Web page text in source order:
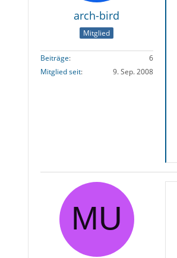
arch-bird
Mitglied
Beiträge
6
Mitglied seit
9. Sep. 2008